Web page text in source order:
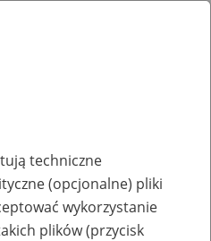
techniczne
(opcjonalne) pliki
wykorzystanie
plików (przycisk